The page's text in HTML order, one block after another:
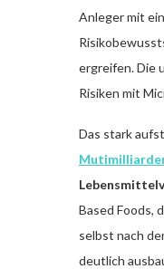
Anleger mit
ergreifen. Die
Risiken mit
Das stark
Based Foods,
selbst nach
deutlich